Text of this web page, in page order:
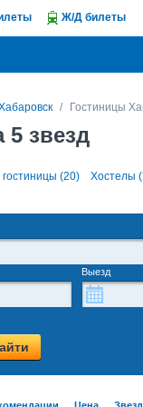
Ж/Д билеты
Гостиницы
5 звезд
(20)
Хостелы
Выезд